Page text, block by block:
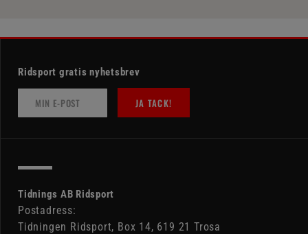
Ridsport gratis nyhetsbrev
JA TACK!
Tidnings AB Ridsport
Postadress:
Tidningen Ridsport, Box 14, 619 21 Trosa